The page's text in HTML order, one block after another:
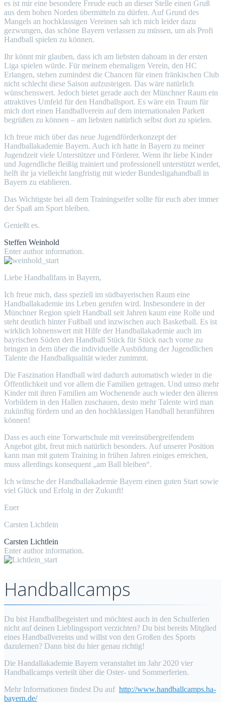
es ist mir eine besondere Freude euch an dieser Stelle einen Gruß
aus dem hohen Norden übermitteln zu dürfen. Auf Grund des
Mangels an hochklassigen Vereinen sah ich mich leider dazu
gezwungen, das schöne Bayern verlassen zu müssen, um als Profi
Handball spielen zu können.
Ihr könnt mir glauben, dass ich am liebsten dahoam in der ersten
Liga spielen würde. Für meinem ehemaligen Verein, den HC
Erlangen, stehen zumindest die Chancen für einen fränkischen Club
nicht schlecht diese Saison aufzusteigen. Das wäre natürlich
wünschenswert. Jedoch bietet gerade auch der Münchner Raum ein
attraktives Umfeld für den Handballsport. Es wäre ein Traum für
mich dort einen Handballverein auf dem internationalen Parkett
begrüßen zu können – am liebsten natürlich selbst dort zu spielen.
Ich freue mich über das neue Jugendförderkonzept der
Handballakademie Bayern. Auch ich hatte in Bayern zu meiner
Jugendzeit viele Unterstützer und Förderer. Wenn ihr liebe Kinder
und Jugendliche fleißig trainiert und professionell unterstützt werdet,
helft ihr ja vielleicht langfristig mit wieder Bundesligahandball in
Bayern zu etablieren.
Das Wichtigste bei all dem Trainingseifer sollte für euch aber immer
der Spaß am Sport bleiben.
Genießt es.
Steffen Weinhold
Enter author information.
Liebe Handballfans in Bayern,
Ich freue mich, dass speziell im südbayerischen Raum eine
Handballakademie ins Leben gerufen wird. Insbesondere in der
Münchner Region spielt Handball seit Jahren kaum eine Rolle und
steht deutlich hinter Fußball und inzwischen auch Basketball. Es ist
wirklich lohnenswert mit Hilfe der Handballakademie auch im
bayrischen Süden den Handball Stück für Stück nach vorne zu
bringen in dem über die individuelle Ausbildung der Jugendlichen
Talente die Handballqualität wieder zunimmt.
Die Faszination Handball wird dadurch automatisch wieder in die
Öffentlichkeit und vor allem die Familien getragen. Und umso mehr
Kinder mit ihren Familien am Wochenende auch wieder den älteren
Vorbildern in den Hallen zuschauen, desto mehr Talente wird man
zukünftig fördern und an den hochklassigen Handball heranführen
können!
Dass es auch eine Torwartschule mit vereinsübergreifendem
Angebot gibt, freut mich natürlich besonders. Auf unserer Position
kann man mit gutem Training in frühen Jahren einiges erreichen,
muss allerdings konsequent „am Ball bleiben“.
Ich wünsche der Handballakademie Bayern einen guten Start sowie
viel Glück und Erfolg in der Zukunft!
Euer
Carsten Lichtlein
Carsten Lichtlein
Enter author information.
Handballcamps
Du bist Handballbegeistert und möchtest auch in den Schulferien
nicht auf deinen Lieblingssport verzichten? Du bist bereits Mitglied
eines Handballvereins und willst von den Großen des Sports
dazulernen? Dann bist du hier genau richtig!
Die Handallakademie Bayern veranstaltet im Jahr 2020 vier
Handballcamps verteilt über die Oster- und Sommerferien.
Mehr Informationen findest Du auf http://www.handballcamps.ha-
bayern.de/